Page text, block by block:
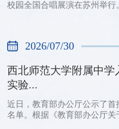
校园全国合唱展演在苏州举行
2026/07/30
西北师范大学附属中
实验...
近日，教育部办公厅公示了
名单。根据《教育部办公厅